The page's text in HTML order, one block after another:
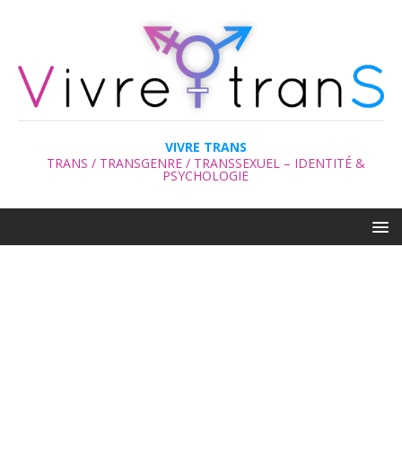
VIVRE TRANS
TRANS / TRANSGENRE / TRANSSEXUEL – IDENTITÉ &
PSYCHOLOGIE